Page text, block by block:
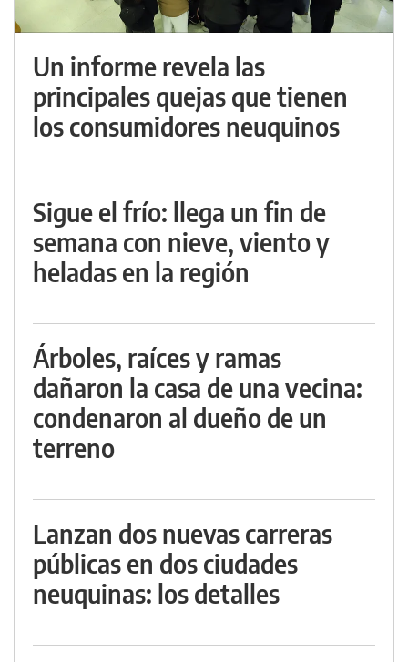
Un informe revela las
principales quejas que tienen
los consumidores neuquinos
Sigue el frío: llega un fin de
semana con nieve, viento y
heladas en la región
Árboles, raíces y ramas
dañaron la casa de una vecina:
condenaron al dueño de un
terreno
Lanzan dos nuevas carreras
públicas en dos ciudades
neuquinas: los detalles